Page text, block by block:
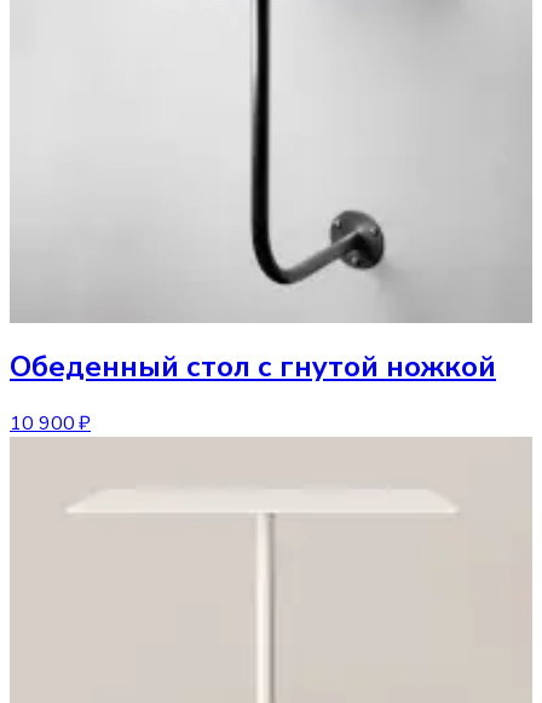
Обеденный стол с гнутой ножкой
10 900 ₽